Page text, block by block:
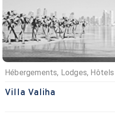
Hébergements, Lodges, Hôtels
Villa Valiha